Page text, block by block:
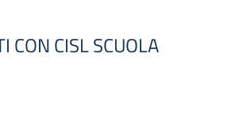
CON CISL SCUOLA